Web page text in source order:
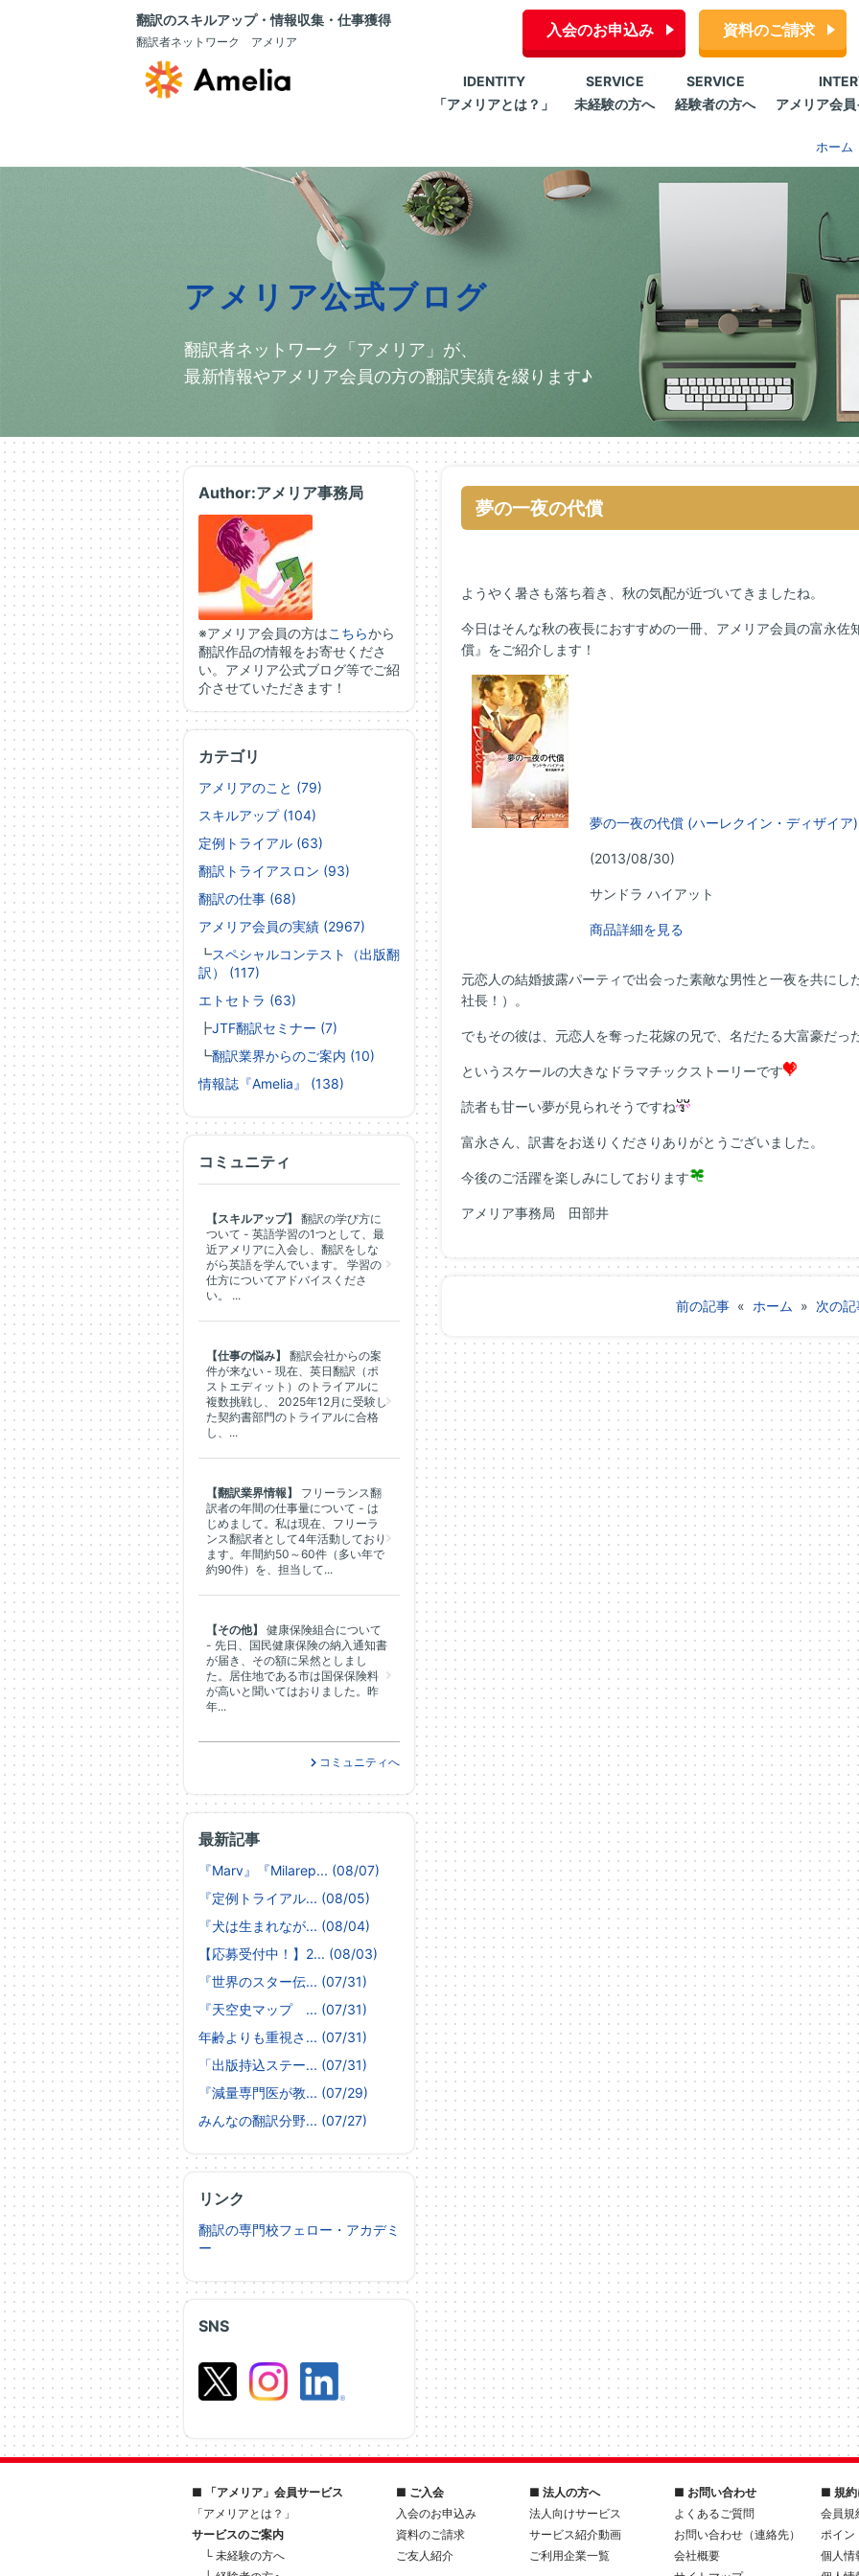
翻訳のスキルアップ・情報収集・仕事獲得
翻訳者ネットワーク アメリア
入会のお申込み 資料のご請求
IDENTITY
「アメリアとは？」
SERVICE
未経験の方へ
SERVICE
経験者の方へ
アメリア会
ホーム
アメリア公式ブログ
翻訳者ネットワーク「アメリア」が、
最新情報やアメリア会員の方の翻訳実績を綴ります♪
夢の一夜の代償
ようやく暑さも落ち着き、秋の気配が近づいてきましたね。
今日はそんな秋の夜長におすすめの一冊、アメリア会員の富永佐
償』をご紹介します！
夢の一夜の代償 (ハーレクイン・ディザイア)
(2013/08/30)
サンドラ ハイアット
商品詳細を見る
元恋人の結婚披露パーティで出会った素敵な男性と一夜を共にし
社長！）。
でもその彼は、元恋人を奪った花嫁の兄で、名だたる大富豪だっ
というスケールの大きなドラマチックストーリーです
読者も甘ーい夢が見られそうですね
富永さん、訳書をお送りくださりありがとうございました。
今後のご活躍を楽しみにしております
アメリア事務局 田部井
前の記事 « ホーム » 次の
Author:アメリア事務局
※アメリア会員の方はこちらから
翻訳作品の情報をお寄せくださ
い。アメリア公式ブログ等でご紹
介させていただきます！
SNS
カテゴリ
アメリアのこと (79)
スキルアップ (104)
定例トライアル (63)
翻訳トライアスロン (93)
翻訳の仕事 (68)
アメリア会員の実績 (2967)
┗スペシャルコンテスト（出版翻
訳） (117)
エトセトラ (63)
┣JTF翻訳セミナー (7)
┗翻訳業界からのご案内 (10)
情報誌『Amelia』 (138)
最新記事
『Marv』『Milarep... (08/07)
『定例トライアル... (08/05)
『犬は生まれなが... (08/04)
【応募受付中！】2... (08/03)
『世界のスター伝... (07/31)
『天空史マップ ... (07/31)
年齢よりも重視さ... (07/31)
「出版持込ステー... (07/31)
『減量専門医が教... (07/29)
みんなの翻訳分野... (07/27)
リンク
翻訳の専門校フェロー・アカデミ
ー
コミュニティ
【スキルアップ】
翻訳の学び方に
ついて - 英語学習の1つとして、最
近アメリアに入会し、翻訳をしな
がら英語を学んでいます。 学習の
仕方についてアドバイスくださ
い。 ...
【仕事の悩み】
翻訳会社からの案
件が来ない - 現在、英日翻訳（ポ
ストエディット）のトライアルに
複数挑戦し、 2025年12月に受験し
た契約書部門のトライアルに合格
し、...
【翻訳業界情報】
フリーランス翻
訳者の年間の仕事量について - は
じめまして。私は現在、フリーラ
ンス翻訳者として4年活動しており
ます。年間約50～60件（多い年で
約90件）を、担当して...
【その他】
健康保険組合について
- 先日、国民健康保険の納入通知書
が届き、その額に呆然としまし
た。居住地である市は国保保険料
が高いと聞いてはおりました。昨
年...
コミュニティへ
■ 「アメリア」会員サービス
「アメリアとは？」
サービスのご案内
└ 未経験の方へ
■ ご入会
入会のお申込み
資料のご請求
ご友人紹介
■ 法人の方へ
法人向けサービス
サービス紹介動画
ご利用企業一覧
■ お問い合わせ
よくあるご質問
お問い合わせ（連絡先）
会社概要
■ 規約
会員規
ポイン
個人情